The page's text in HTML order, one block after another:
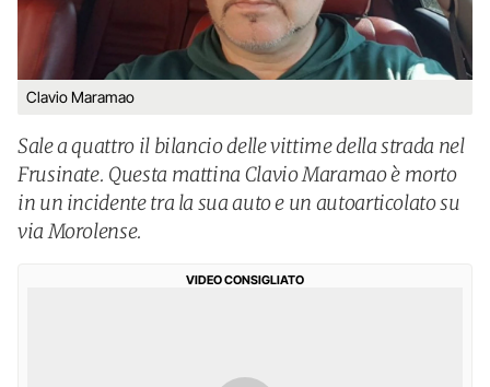
Clavio Maramao
Sale a quattro il bilancio delle vittime della strada nel
Frusinate. Questa mattina Clavio Maramao è morto
in un incidente tra la sua auto e un autoarticolato su
via Morolense.
VIDEO CONSIGLIATO